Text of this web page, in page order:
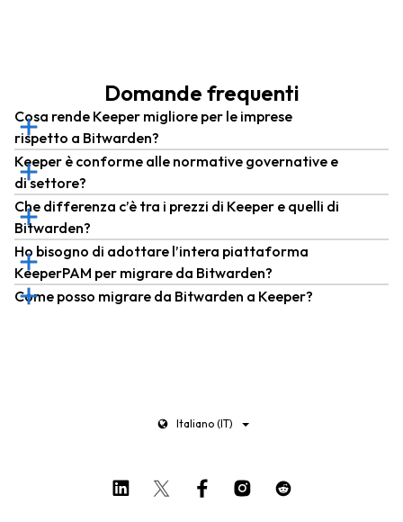
Domande frequenti
Cosa rende Keeper migliore per le imprese
rispetto a Bitwarden?
Keeper è conforme alle normative governative e
di settore?
Che differenza c’è tra i prezzi di Keeper e quelli di
Bitwarden?
Ho bisogno di adottare l’intera piattaforma
KeeperPAM per migrare da Bitwarden?
Come posso migrare da Bitwarden a Keeper?
Italiano (IT)